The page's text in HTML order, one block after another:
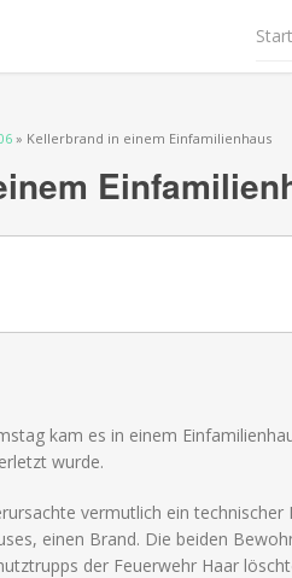
» Kellerbrand in einem Einfamilienhaus
kam es in einem
wurde.
vermutlich ein
einen Brand. Die beiden
der Feuerwehr Haar